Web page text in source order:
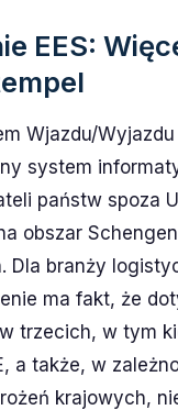
EES:
Wjazdu/Wyjazdu
system
państw spoza
obszar
Dla branży
ma fakt, że
trzecich, w tym
a także, w
krajowych,